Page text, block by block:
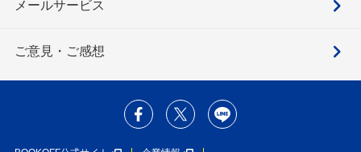
メールサービス
ご意見・ご感想